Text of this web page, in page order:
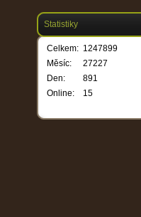
Statistiky
Online: 15
Celkem: 1247899
Měsíc:
27227
Den:
891